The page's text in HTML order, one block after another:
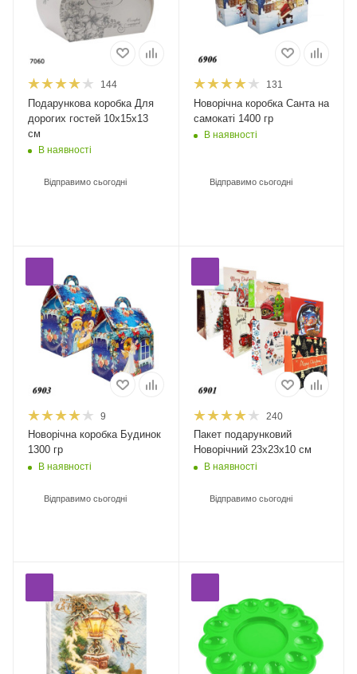
144
Подарункова коробка Для
дорогих гостей 10x15x13
см
В наявності
Відправимо сьогодні
131
Новорічна коробка Санта на
самокаті 1400 гр
В наявності
Відправимо сьогодні
9
Новорічна коробка Будинок
1300 гр
В наявності
Відправимо сьогодні
240
Пакет подарунковий
Новорічний 23х23х10 см
В наявності
Відправимо сьогодні